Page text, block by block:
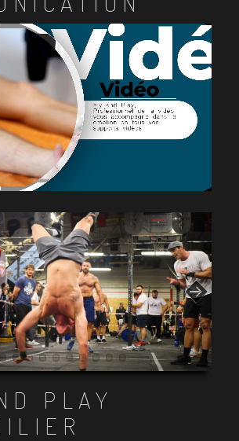
Item 1
Item 2
Item 3
Item 4
Item 5
Item 6
Item 7
Item 8
Item 9
Item 10
PLAY